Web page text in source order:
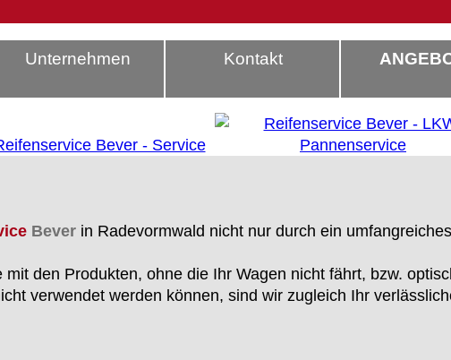
Unternehmen Kontakt
Bever in Radevormwald nicht nur durch ein
den Produkten, ohne die Ihr Wagen nicht fährt, bzw.
verwendet werden können, sind wir zugleich Ihr